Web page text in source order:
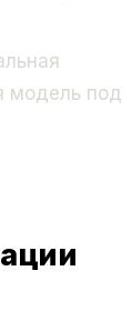
модель под